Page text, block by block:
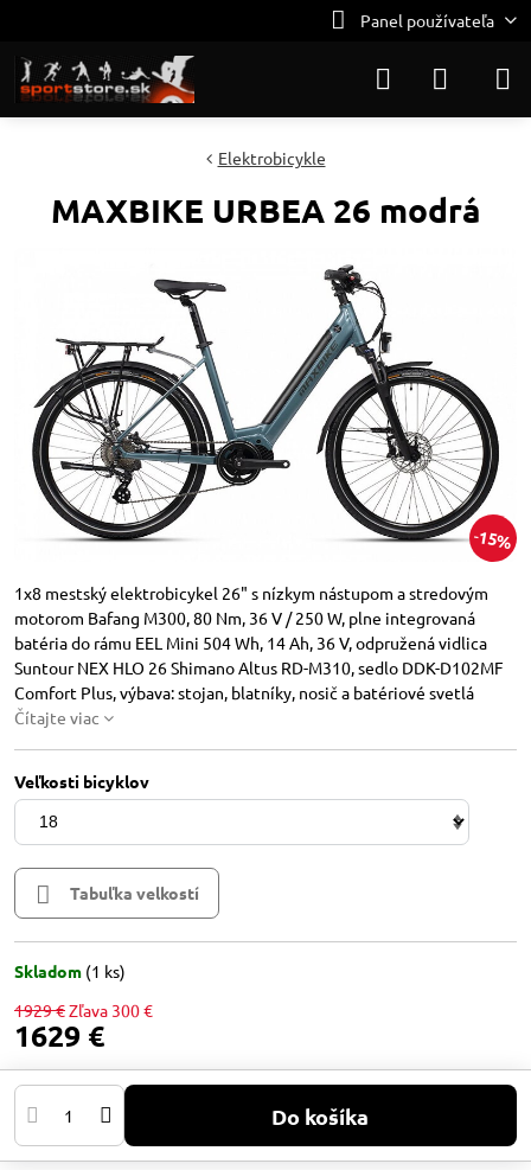
Panel používateľa
15%
Elektrobicykle
MAXBIKE URBEA 26 modrá
1x8 mestský elektrobicykel 26" s nízkym nástupom a stredovým
motorom Bafang M300, 80 Nm, 36 V / 250 W, plne integrovaná
batéria do rámu EEL Mini 504 Wh, 14 Ah, 36 V, odpružená vidlica
Suntour NEX HLO 26 Shimano Altus RD-M310, sedlo DDK-D102MF
Comfort Plus, výbava: stojan, blatníky, nosič a batériové svetlá
Čítajte viac
Veľkosti bicyklov
Tabuľka velkostí
Skladom (1 ks)
1929 €Zľava 300 €
1629 €
Do košíka